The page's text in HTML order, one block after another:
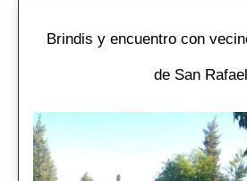
Brindis y encuentro con
de San Rafael